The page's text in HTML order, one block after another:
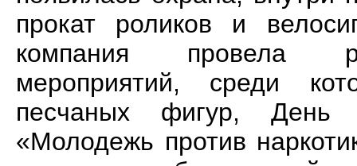
прокат роликов и
компания провела
мероприятий, среди
песчаных фигур, День
«Молодежь против